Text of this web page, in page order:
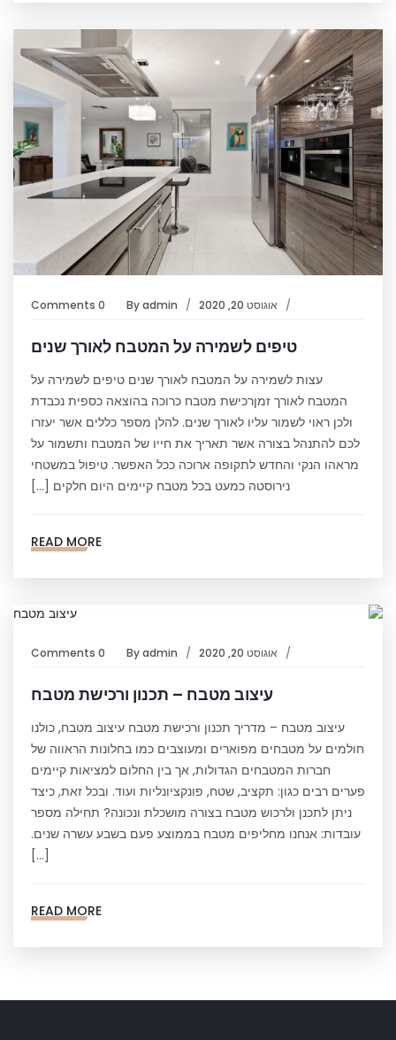
אוגוסט 20, 2020 Byadmin
0 Comments
טיפים לשמירה על המטבח לאורך שנים
עצות לשמירה על המטבח לאורך שנים טיפים לשמירה על
המטבח לאורך זמןרכישת מטבח כרוכה בהוצאה כספית נכבדת
ולכן ראוי לשמור עליו לאורך שנים. להלן מספר כללים אשר יעזרו
לכם להתנהל בצורה אשר תאריך את חייו של המטבח ותשמור על
מראהו הנקי והחדש לתקופה ארוכה ככל האפשר. טיפול במשטחי
נירוסטה כמעט בכל מטבח קיימים היום חלקים […]
READ MORE
אוגוסט 20, 2020 Byadmin
0 Comments
עיצוב מטבח – תכנון ורכישת מטבח
עיצוב מטבח – מדריך תכנון ורכישת מטבח עיצוב מטבח, כולנו
חולמים על מטבחים מפוארים ומעוצבים כמו בחלונות הראווה של
חברות המטבחים הגדולות, אך בין החלום למציאות קיימים
פערים רבים כגון: תקציב, שטח, פונקציונליות ועוד. ובכל זאת, כיצד
ניתן לתכנן ולרכוש מטבח בצורה מושכלת ונכונה? תחילה מספר
עובדות: אנחנו מחליפים מטבח בממוצע פעם בשבע עשרה שנים.
[…]
READ MORE